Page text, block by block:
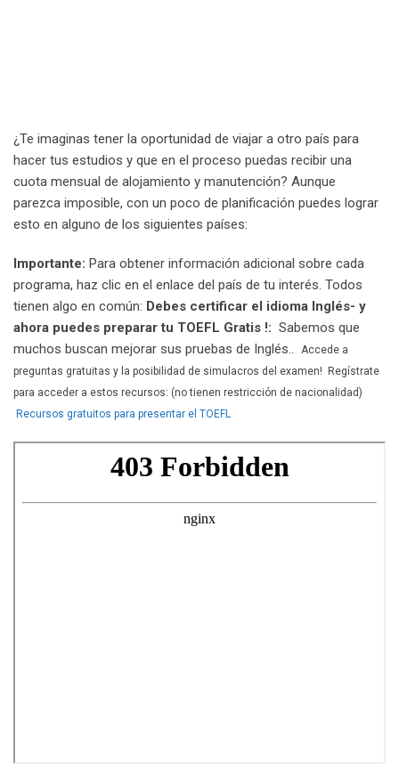
¿Te imaginas tener la oportunidad de viajar a otro país para
hacer tus estudios y que en el proceso puedas recibir una
cuota mensual de alojamiento y manutención? Aunque
parezca imposible, con un poco de planificación puedes lograr
esto en alguno de los siguientes países:
Importante: Para obtener información adicional sobre cada
programa, haz clic en el enlace del país de tu interés. Todos
tienen algo en común: Debes certificar el idioma Inglés- y
ahora puedes preparar tu TOEFL Gratis !: Sabemos que
muchos buscan mejorar sus pruebas de Inglés..
Accede a
preguntas gratuitas y la posibilidad de simulacros del examen! Regístrate
para acceder a estos recursos: (no tienen restricción de nacionalidad)
Recursos gratuitos para presentar el TOEFL